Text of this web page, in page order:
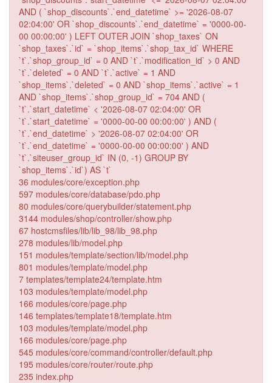
AND ( `shop_discounts`.`end_datetime` >= '2026-08-07
02:04:00' OR `shop_discounts`.`end_datetime` = '0000-00-
00 00:00:00' ) LEFT OUTER JOIN `shop_taxes` ON
`shop_taxes`.`id` = `shop_items`.`shop_tax_id` WHERE
`t`.`shop_group_id` = 0 AND `t`.`modification_id` > 0 AND
`t`.`deleted` = 0 AND `t`.`active` = 1 AND
`shop_items`.`deleted` = 0 AND `shop_items`.`active` = 1
AND `shop_items`.`shop_group_id` = 704 AND (
`t`.`start_datetime` < '2026-08-07 02:04:00' OR
`t`.`start_datetime` = '0000-00-00 00:00:00' ) AND (
`t`.`end_datetime` > '2026-08-07 02:04:00' OR
`t`.`end_datetime` = '0000-00-00 00:00:00' ) AND
`t`.`siteuser_group_id` IN (0, -1) GROUP BY
`shop_items`.`id`) AS `t`
36 modules/core/exception.php
597 modules/core/database/pdo.php
80 modules/core/querybuilder/statement.php
3144 modules/shop/controller/show.php
67 hostcmsfiles/lib/lib_98/lib_98.php
278 modules/lib/model.php
151 modules/template/section/lib/model.php
801 modules/template/model.php
7 templates/template24/template.htm
103 modules/template/model.php
166 modules/core/page.php
146 templates/template18/template.htm
103 modules/template/model.php
166 modules/core/page.php
545 modules/core/command/controller/default.php
195 modules/core/router/route.php
235 index.php